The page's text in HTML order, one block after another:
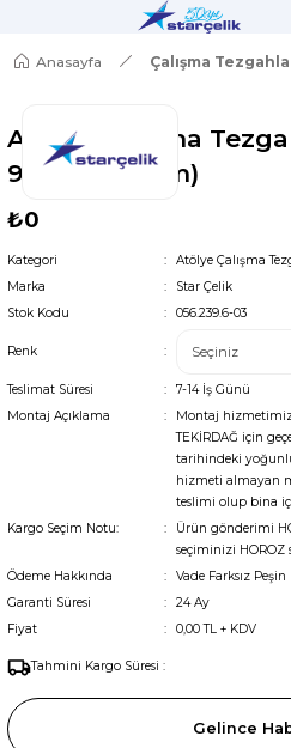
Anasayfa Çalışma
Atölye Çalışma
930/1844 mm)
₺0
Kategori
Atölye Çalışma
Marka
Star Çelik
Stok Kodu
056.239.6-03
Renk
Teslimat Süresi
7-14 İş Günü
Montaj Açıklama
Montaj hizmetimiz
TEKİRDAĞ için
tarihindeki
hizmeti almayan
teslimi olup bina
Kargo Seçim Notu:
Ürün gönderimi
seçiminizi HOROZ
Ödeme Hakkında
Vade Farksız
Garanti Süresi
24 Ay
Fiyat
0,00 TL + KDV
Tahmini Kargo Süresi :
Gelince